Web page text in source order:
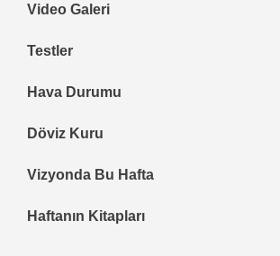
Video Galeri
Testler
Hava Durumu
Döviz Kuru
Vizyonda Bu Hafta
Haftanın Kitapları